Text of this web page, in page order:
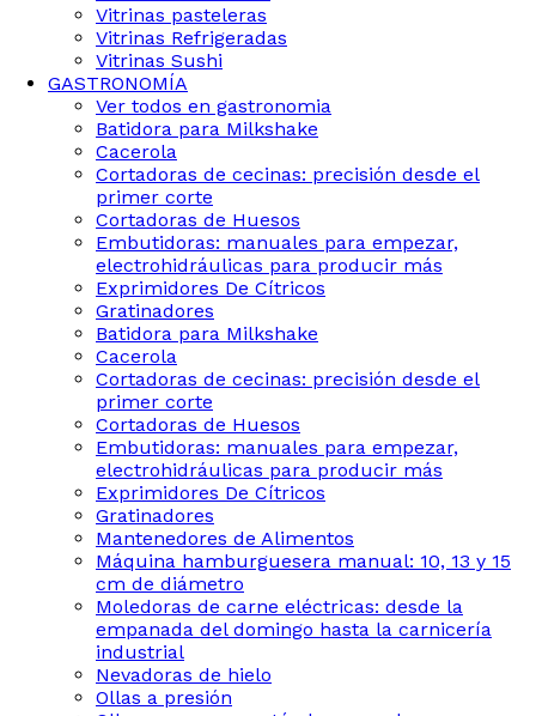
Vitrinas pasteleras
Vitrinas Refrigeradas
Vitrinas Sushi
GASTRONOMÍA
Ver todos en gastronomia
Batidora para Milkshake
Cacerola
Cortadoras de cecinas: precisión desde el
primer corte
Cortadoras de Huesos
Embutidoras: manuales para empezar,
electrohidráulicas para producir más
Exprimidores De Cítricos
Gratinadores
Batidora para Milkshake
Cacerola
Cortadoras de cecinas: precisión desde el
primer corte
Cortadoras de Huesos
Embutidoras: manuales para empezar,
electrohidráulicas para producir más
Exprimidores De Cítricos
Gratinadores
Mantenedores de Alimentos
Máquina hamburguesera manual: 10, 13 y 15
cm de diámetro
Moledoras de carne eléctricas: desde la
empanada del domingo hasta la carnicería
industrial
Nevadoras de hielo
Ollas a presión